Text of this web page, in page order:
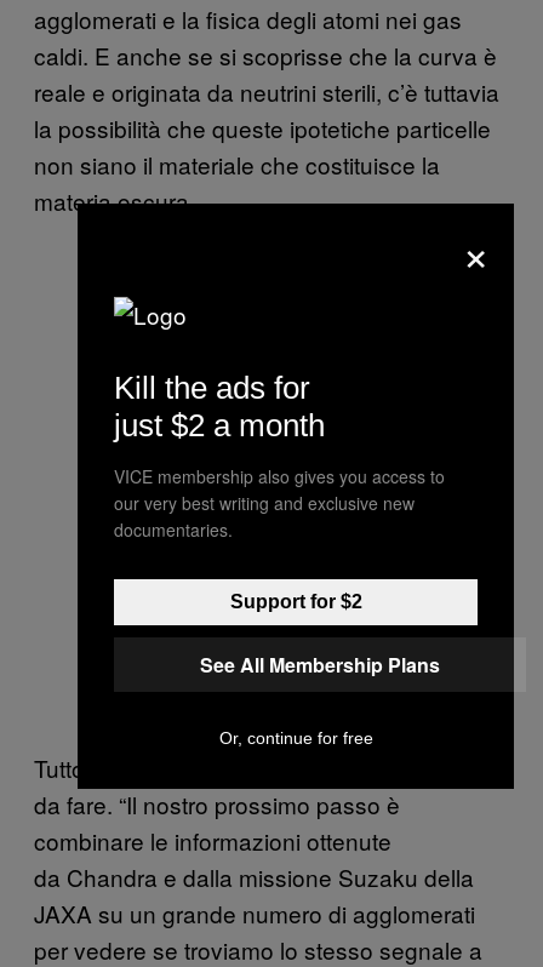
agglomerati e la fisica degli atomi nei gas
caldi. E anche se si scoprisse che la curva è
reale e originata da neutrini sterili, c’è tuttavia
la possibilità che queste ipotetiche particelle
non siano il materiale che costituisce la
materia oscura.
Tutto ciò per dire che c’è ancora molto lavoro
da fare. “Il nostro prossimo passo è
combinare le informazioni ottenute
da Chandra e dalla missione Suzaku della
JAXA su un grande numero di agglomerati
per vedere se troviamo lo stesso segnale a
×
Kill the ads for
just $2 a month
VICE membership also gives you access to
our very best writing and exclusive new
documentaries.
Support for $2
See All Membership Plans
Or, continue for free